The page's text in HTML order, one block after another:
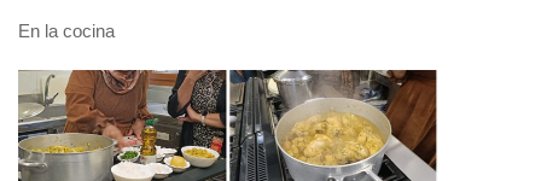
En la cocina